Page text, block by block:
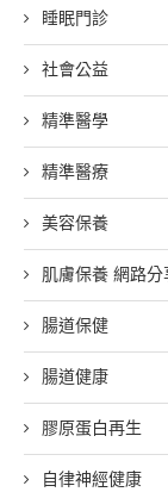
睡眠門診
社會公益
精準醫學
精準醫療
美容保養
肌膚保養 網路分
腸道保健
腸道健康
膠原蛋白再生
自律神經健康